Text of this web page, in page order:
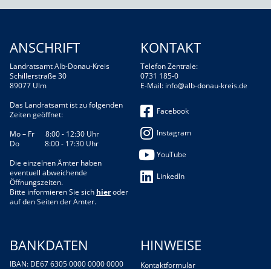
ANSCHRIFT
Landratsamt Alb-Donau-Kreis
Schillerstraße 30
89077 Ulm
Das Landratsamt ist zu folgenden
Zeiten geöffnet:
Mo – Fr 8:00 - 12:30 Uhr
Do 8:00 - 17:30 Uhr
Die einzelnen Ämter haben
eventuell abweichende
Öffnungszeiten.
Bitte informieren Sie sich hieroder
auf den Seiten der Ämter.
KONTAKT
Telefon Zentrale:
0731 185-0
E-Mail: info@alb-donau-kreis.de
Facebook
Instagram
YouTube
LinkedIn
BANKDATEN
IBAN: DE67 6305 0000 0000 0000
HINWEISE
Kontaktformular